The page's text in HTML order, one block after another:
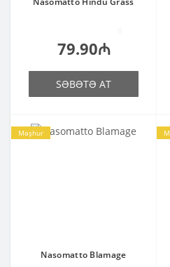
79.90₼
SƏBƏTƏ AT
Məşhur
Nasomatto Blamage